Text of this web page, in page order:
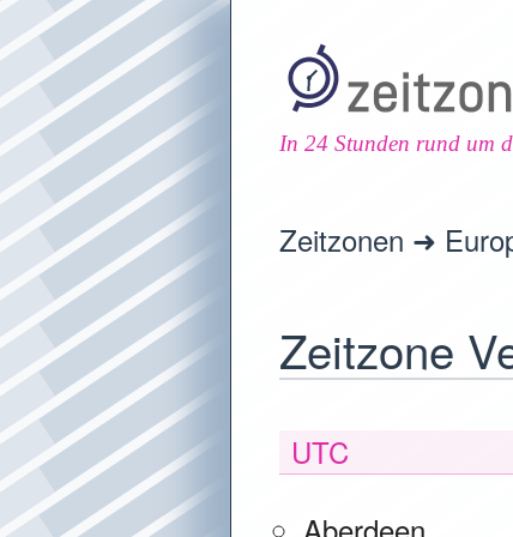
In 24 Stunden rund um
Zeitzonen
Zeitzone
UTC